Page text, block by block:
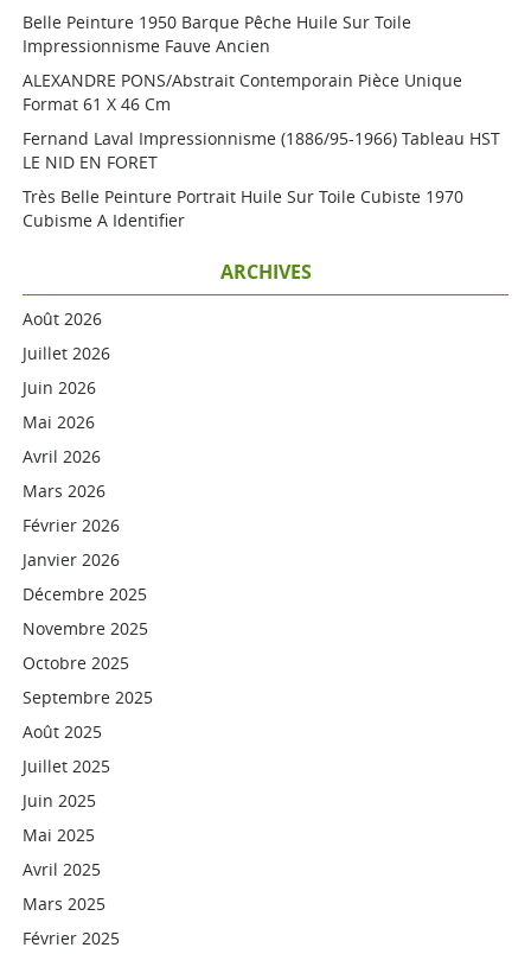
Belle Peinture 1950 Barque Pêche Huile Sur Toile
Impressionnisme Fauve Ancien
ALEXANDRE PONS/Abstrait Contemporain Pièce Unique
Format 61 X 46 Cm
Fernand Laval Impressionnisme (1886/95-1966) Tableau HST
LE NID EN FORET
Très Belle Peinture Portrait Huile Sur Toile Cubiste 1970
Cubisme A Identifier
ARCHIVES
Août 2026
Juillet 2026
Juin 2026
Mai 2026
Avril 2026
Mars 2026
Février 2026
Janvier 2026
Décembre 2025
Novembre 2025
Octobre 2025
Septembre 2025
Août 2025
Juillet 2025
Juin 2025
Mai 2025
Avril 2025
Mars 2025
Février 2025